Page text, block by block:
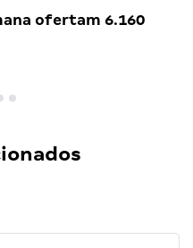
ofertam 6.160